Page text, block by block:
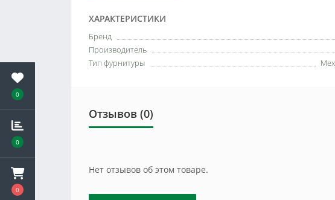
0
0
0
ХАРАКТЕРИСТИКИ
Бренд
Производитель
Тип фурнитуры
Отзывов (0)
Нет отзывов об этом товаре.